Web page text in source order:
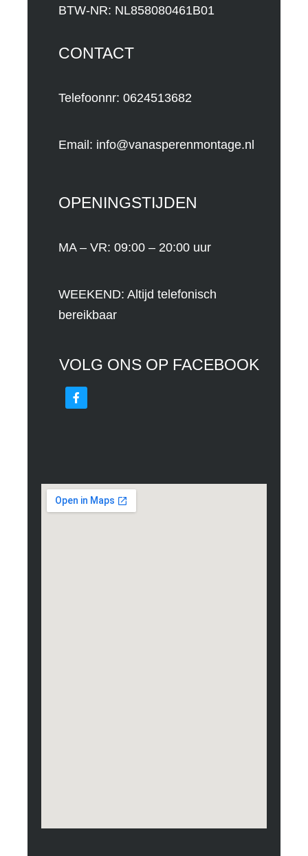
BTW-NR: NL858080461B01
CONTACT
Telefoonnr: 0624513682
Email: info@vanasperenmontage.nl
OPENINGSTIJDEN
MA – VR: 09:00 – 20:00 uur
WEEKEND: Altijd telefonisch
bereikbaar
VOLG ONS OP FACEBOOK